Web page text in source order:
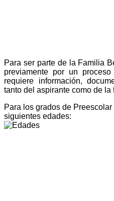
Para ser parte de la Familia
previamente por un
requiere información,
tanto del aspirante como de la
Para los grados de
siguientes edades: